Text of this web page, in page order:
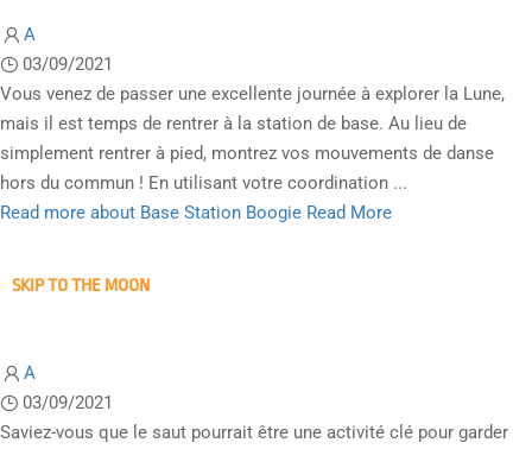
A
03/09/2021
Vous venez de passer une excellente journée à explorer la Lune,
mais il est temps de rentrer à la station de base. Au lieu de
simplement rentrer à pied, montrez vos mouvements de danse
hors du commun ! En utilisant votre coordination ...
Read more about Base Station Boogie Read More
SKIP TO THE MOON
A
03/09/2021
Saviez-vous que le saut pourrait être une activité clé pour garder